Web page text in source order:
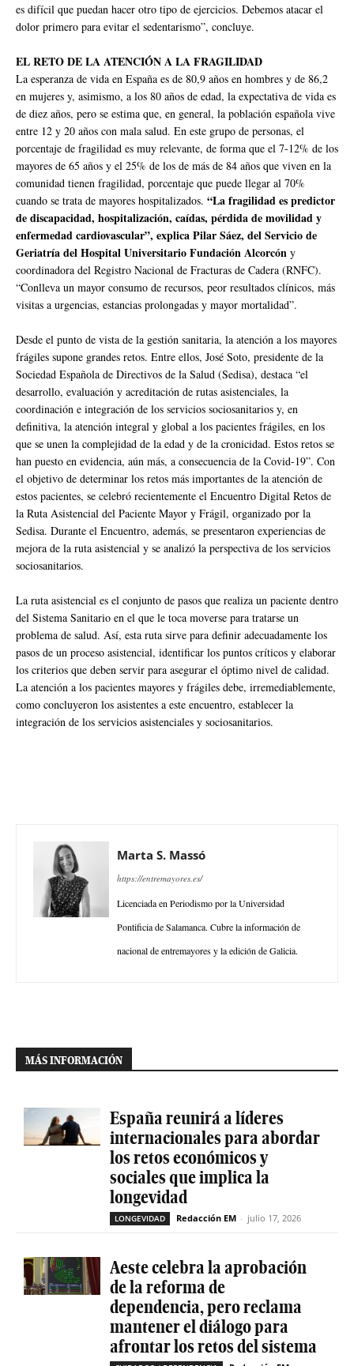
es difícil que puedan hacer otro tipo de ejercicios. Debemos atacar el
dolor primero para evitar el sedentarismo”, concluye.
EL RETO DE LA ATENCIÓN A LA FRAGILIDAD
La esperanza de vida en España es de 80,9 años en hombres y de 86,2
en mujeres y, asimismo, a los 80 años de edad, la expectativa de vida es
de diez años, pero se estima que, en general, la población española vive
entre 12 y 20 años con mala salud. En este grupo de personas, el
porcentaje de fragilidad es muy relevante, de forma que el 7-12% de los
mayores de 65 años y el 25% de los de más de 84 años que viven en la
comunidad tienen fragilidad, porcentaje que puede llegar al 70%
cuando se trata de mayores hospitalizados. “La fragilidad es predictor
de discapacidad, hospitalización, caídas, pérdida de movilidad y
enfermedad cardiovascular”, explica Pilar Sáez, del Servicio de
Geriatría del Hospital Universitario Fundación Alcorcón y
coordinadora del Registro Nacional de Fracturas de Cadera (RNFC).
“Conlleva un mayor consumo de recursos, peor resultados clínicos, más
visitas a urgencias, estancias prolongadas y mayor mortalidad”.
Desde el punto de vista de la gestión sanitaria, la atención a los mayores
frágiles supone grandes retos. Entre ellos, José Soto, presidente de la
Sociedad Española de Directivos de la Salud (Sedisa), destaca “el
desarrollo, evaluación y acreditación de rutas asistenciales, la
coordinación e integración de los servicios sociosanitarios y, en
definitiva, la atención integral y global a los pacientes frágiles, en los
que se unen la complejidad de la edad y de la cronicidad. Estos retos se
han puesto en evidencia, aún más, a consecuencia de la Covid-19”. Con
el objetivo de determinar los retos más importantes de la atención de
estos pacientes, se celebró recientemente el Encuentro Digital Retos de
la Ruta Asistencial del Paciente Mayor y Frágil, organizado por la
Sedisa. Durante el Encuentro, además, se presentaron experiencias de
mejora de la ruta asistencial y se analizó la perspectiva de los servicios
sociosanitarios.
La ruta asistencial es el conjunto de pasos que realiza un paciente dentro
del Sistema Sanitario en el que le toca moverse para tratarse un
problema de salud. Así, esta ruta sirve para definir adecuadamente los
pasos de un proceso asistencial, identificar los puntos críticos y elaborar
los criterios que deben servir para asegurar el óptimo nivel de calidad.
La atención a los pacientes mayores y frágiles debe, irremediablemente,
como concluyeron los asistentes a este encuentro, establecer la
integración de los servicios asistenciales y sociosanitarios.
Marta S. Massó
https://entremayores.es/
Licenciada en Periodismo por la Universidad
Pontificia de Salamanca. Cubre la información de
nacional de entremayores y la edición de Galicia.
MÁS INFORMACIÓN
España reunirá a líderes
internacionales para abordar
los retos económicos y
sociales que implica la
longevidad
LONGEVIDAD Redacción EM - julio 17, 2026
Aeste celebra la aprobación
de la reforma de
dependencia, pero reclama
mantener el diálogo para
afrontar los retos del sistema